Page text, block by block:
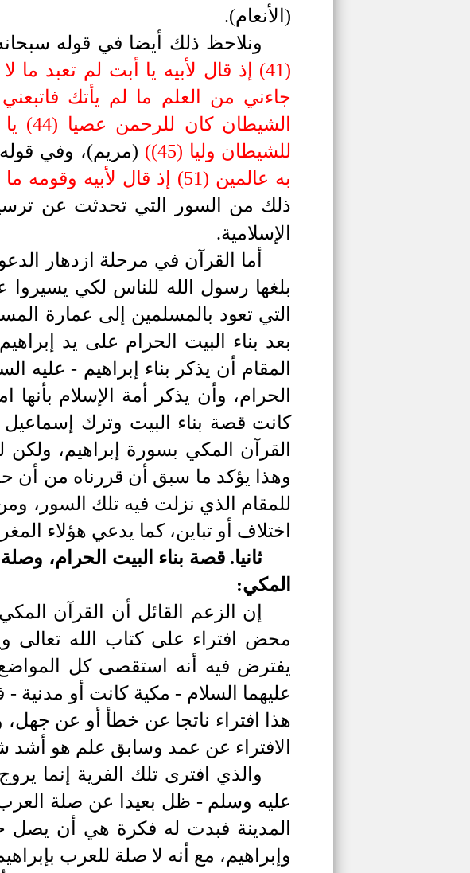
(الأنعام).
ونلاحظ ذلك أيضا في قوله
للشيطان وليا (45)
( (مريم)، وفي
به عالمين (51) إذ قال لأبيه وقومه ما هذه التماثيل التي أنتم لها عاكفون (52)
ذلك من السور التي تحدثت عن
الإسلامية.
أما القرآن في مرحلة ازدهار
بلغها رسول الله للناس لكي
التي تعود بالمسلمين إلى عمارة
بعد بناء البيت الحرام على يد
المقام أن يذكر بناء إبراهيم - عليه
الحرام، وأن يذكر أمة الإسلام بأنها
كانت قصة بناء البيت وترك إسماعيل
القرآن المكي بسورة إبراهيم،
وهذا يؤكد ما سبق أن قررناه من أن
للمقام الذي نزلت فيه تلك السور،
اختلاف أو تباين، كما يدعي هؤلاء
ثانيا.قصة بناء البيت الحرام،
المكي:
إن الزعم القائل أن القرآن
محض افتراء على كتاب الله تعالى
يفترض فيه أنه استقصى كل
عليهما السلام - مكية كانت أو مدنية
هذا افتراء ناتجا عن خطأ أو عن
الافتراء عن عمد وسابق علم هو أشد
والذي افترى تلك الفرية إنما
عليه وسلم - ظل بعيدا عن صلة العرب
المدينة فبدت له فكرة هي أن يصل
وإبراهيم، مع أنه لا صلة للعرب